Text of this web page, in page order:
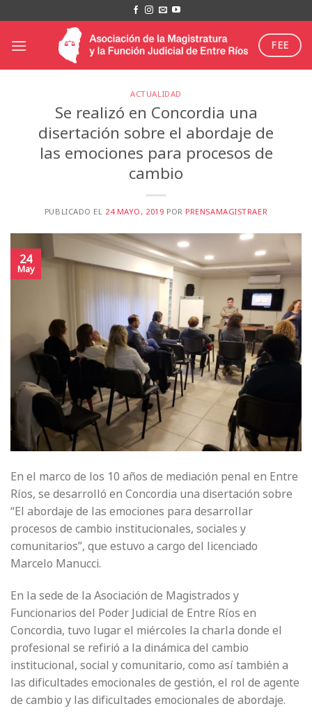
al
contenido
FEE
ACTUALIDAD
Se realizó en Concordia una
disertación sobre el abordaje de
las emociones para procesos de
cambio
PUBLICADO EL 24 MAYO, 2019 POR PRENSAMAGISTRAER
24
May
En el marco de los 10 años de mediación penal en Entre
Ríos, se desarrolló en Concordia una disertación sobre
“El abordaje de las emociones para desarrollar
procesos de cambio institucionales, sociales y
comunitarios”, que estuvo a cargo del licenciado
Marcelo Manucci.
En la sede de la Asociación de Magistrados y
Funcionarios del Poder Judicial de Entre Ríos en
Concordia, tuvo lugar el miércoles la charla donde el
profesional se refirió a la dinámica del cambio
institucional, social y comunitario, como así también a
las dificultades emocionales de gestión, el rol de agente
de cambio y las dificultades emocionales de abordaje.